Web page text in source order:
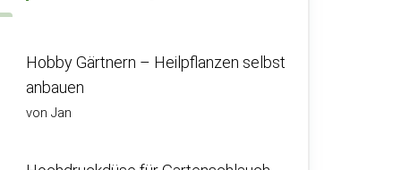
Hobby Gärtnern – Heilpflanzen selbst
anbauen
von Jan